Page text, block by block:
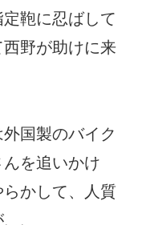
鞄に忍ばして
野が助けに来
国製のバイク
を追いかけ
かして、人質
、